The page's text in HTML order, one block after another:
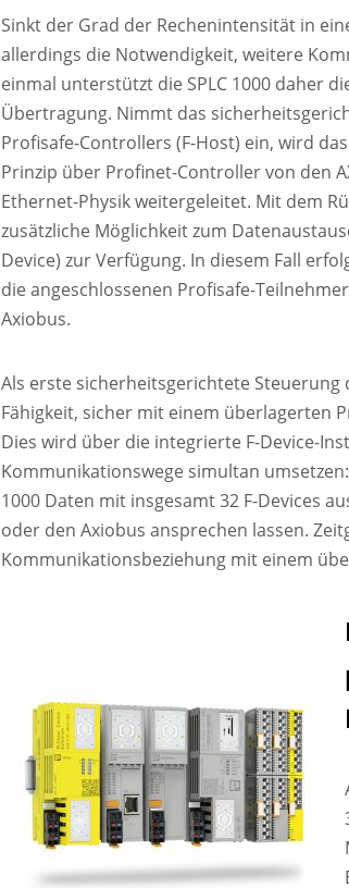
Sinkt der Grad der Rechenintensität in
allerdings die Notwendigkeit, weitere
einmal unterstützt die SPLC 1000 daher
Übertragung. Nimmt das
Profisafe-Controllers (F-Host) ein, wird
Prinzip über Profinet-Controller von den
Ethernet-Physik weitergeleitet. Mit dem
zusätzliche Möglichkeit zum
Device) zur Verfügung. In diesem Fall
die angeschlossenen Profisafe-
Axiobus.
Als erste sicherheitsgerichtete Steuerung
Fähigkeit, sicher mit einem überlagerten
Dies wird über die integrierte F-Device-
Kommunikationswege simultan
1000 Daten mit insgesamt 32 F-Devices
oder den Axiobus ansprechen lassen.
Kommunikationsbeziehung mit einem